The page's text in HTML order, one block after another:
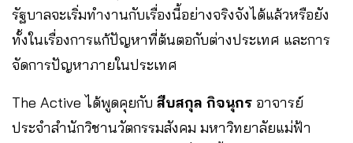
รัฐบาลจะเริ่มทำงานกับเรื่องนี้อย่างจริงจังได้แล้วหรือยัง
ทั้งในเรื่องการแก้ปัญหาที่ต้นตอกับต่างประเทศ และการ
จัดการปัญหาภายในประเทศ
The Active ได้พูดคุยกับ สืบสกุล กิจนุกร อาจารย์
ประจำสำนักวิชานวัตกรรมสังคม มหาวิทยาลัยแม่ฟ้า